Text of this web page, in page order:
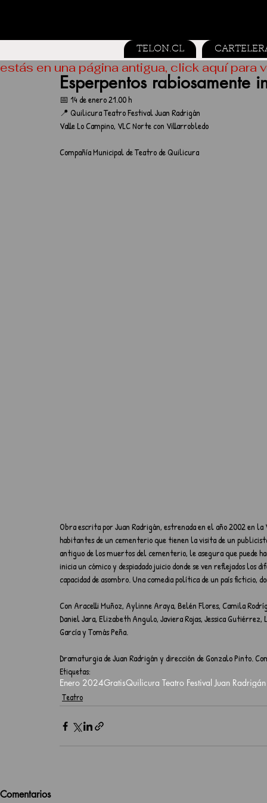
TELON.CL
Esperpentos rabiosamente
📅 14 de enero 21.00 h
📍 Quilicura Teatro Festival Juan Radrigán
Valle Lo Campino, VLC Norte con Villarrobledo
Compañía Municipal de Teatro de Quilicura
Obra escrita por Juan Radrigán, estrenada en el año 2002 en
habitantes de un cementerio que tienen la visita de un
antiguo de los muertos del cementerio, le asegura que puede
inicia un cómico y despiadado juicio donde se ven reflejados los
capacidad de asombro. Una comedia política de un país ficticio,
Con Aracelli Muñoz, Aylinne Araya, Belén Flores, Camila
Daniel Jara, Elizabeth Angulo, Javiera Rojas, Jessica
García y Tomás Peña.
Dramaturgia de Juan Radrigán y dirección de Gonzalo Pinto.
Etiquetas:
Enero 2024GratisQuilicura Teatro Festival Juan Radrigán
Teatro
Comentarios
estás en una página antigua, click aquí para